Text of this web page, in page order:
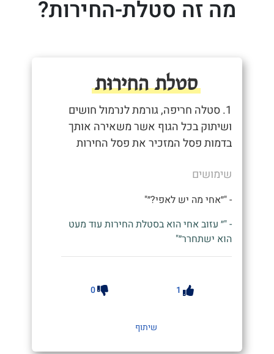
מה זה סטלת-החירות?
סטלת החירוּת
1. סטלה חריפה, גורמת לנרמול חושים
ושיתוק בכל הגוף אשר משאירה אותך
בדמות פסל המזכיר את פסל החירות
שימושים
- "״אחי מה יש לאפי?״"
- "״ עזוב אחי הוא בסטלת החירות עוד מעט
הוא ישתחרר״"
1
0
שיתוף